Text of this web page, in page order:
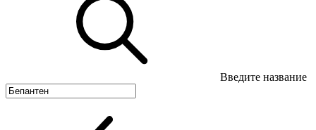
Введите название